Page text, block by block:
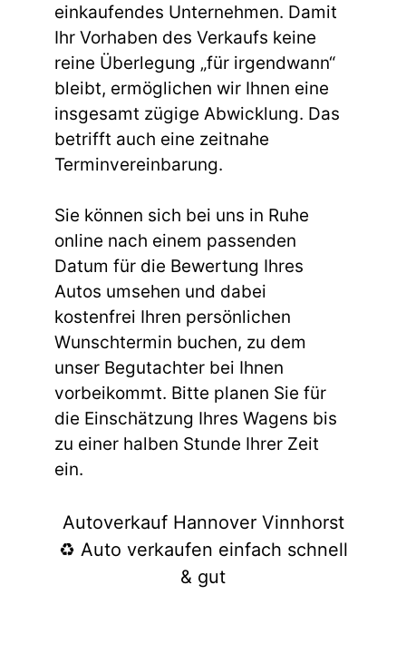
einkaufendes Unternehmen. Damit
Ihr Vorhaben des Verkaufs keine
reine Überlegung „für irgendwann“
bleibt, ermöglichen wir Ihnen eine
insgesamt zügige Abwicklung. Das
betrifft auch eine zeitnahe
Terminvereinbarung.
Sie können sich bei uns in Ruhe
online nach einem passenden
Datum für die Bewertung Ihres
Autos umsehen und dabei
kostenfrei Ihren persönlichen
Wunschtermin buchen, zu dem
unser Begutachter bei Ihnen
vorbeikommt. Bitte planen Sie für
die Einschätzung Ihres Wagens bis
zu einer halben Stunde Ihrer Zeit
ein.
Autoverkauf Hannover Vinnhorst
♻️ Auto verkaufen einfach schnell
& gut